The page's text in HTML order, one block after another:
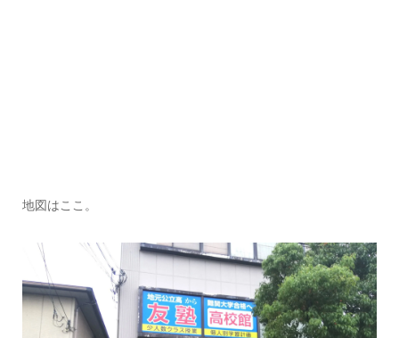
地図はここ。